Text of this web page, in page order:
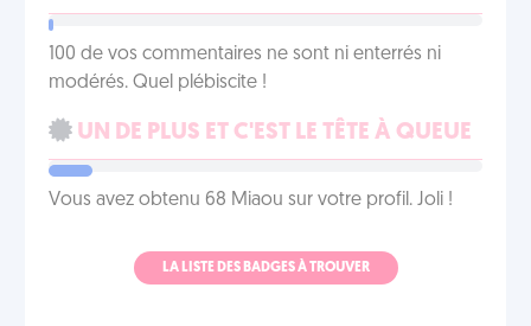
100 de vos commentaires ne sont ni enterrés ni
modérés. Quel plébiscite !
UN DE PLUS ET C'EST LE TÊTE À QUEUE
Vous avez obtenu 68 Miaou sur votre profil. Joli !
LA LISTE DES BADGES À TROUVER